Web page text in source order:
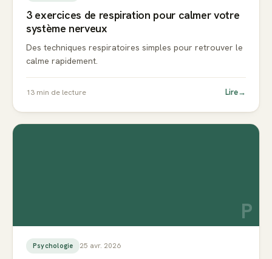
3 exercices de respiration pour calmer votre
système nerveux
Des techniques respiratoires simples pour retrouver le
calme rapidement.
13 min de lecture Lire→
P
Psychologie 25 avr. 2026